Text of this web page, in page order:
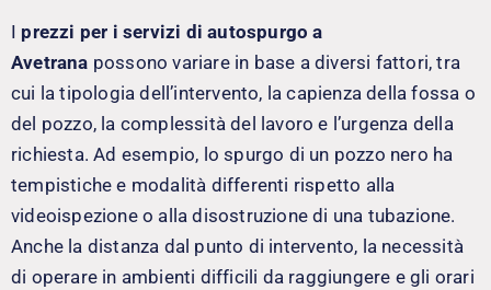
I prezzi per i servizi di autospurgo a
Avetrana possono variare in base a diversi fattori, tra
cui la tipologia dell’intervento, la capienza della fossa o
del pozzo, la complessità del lavoro e l’urgenza della
richiesta. Ad esempio, lo spurgo di un pozzo nero ha
tempistiche e modalità differenti rispetto alla
videoispezione o alla disostruzione di una tubazione.
Anche la distanza dal punto di intervento, la necessità
di operare in ambienti difficili da raggiungere e gli orari